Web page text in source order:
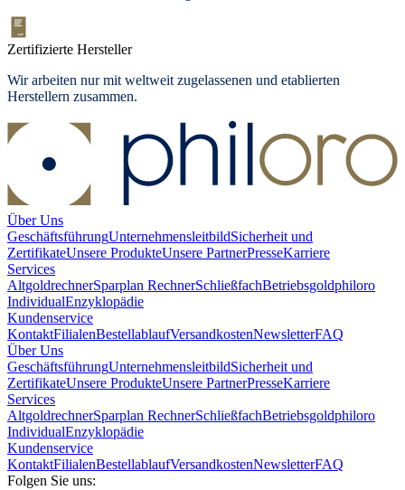
Zertifizierte Hersteller
Wir arbeiten nur mit weltweit zugelassenen und etablierten
Herstellern zusammen.
Über Uns
GeschäftsführungUnternehmensleitbildSicherheit und
ZertifikateUnsere ProdukteUnsere PartnerPresseKarriere
Services
AltgoldrechnerSparplan RechnerSchließfachBetriebsgoldphiloro
IndividualEnzyklopädie
Kundenservice
KontaktFilialenBestellablaufVersandkostenNewsletterFAQ
Über Uns
GeschäftsführungUnternehmensleitbildSicherheit und
ZertifikateUnsere ProdukteUnsere PartnerPresseKarriere
Services
AltgoldrechnerSparplan RechnerSchließfachBetriebsgoldphiloro
IndividualEnzyklopädie
Kundenservice
KontaktFilialenBestellablaufVersandkostenNewsletterFAQ
Folgen Sie uns: